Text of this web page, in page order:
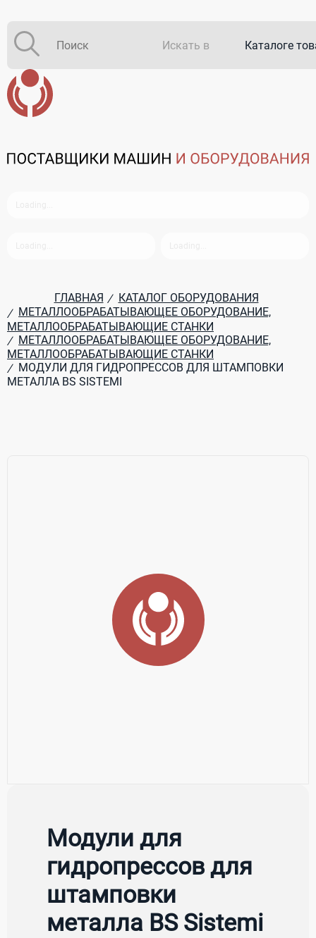
Искать в Каталоге
ГЛАВНАЯ / КАТАЛОГ ОБОРУДОВАНИЯ
/ МЕТАЛЛООБРАБАТЫВАЮЩЕЕ ОБОРУДОВАНИЕ,
МЕТАЛЛООБРАБАТЫВАЮЩИЕ СТАНКИ
/ МЕТАЛЛООБРАБАТЫВАЮЩЕЕ ОБОРУДОВАНИЕ,
МЕТАЛЛООБРАБАТЫВАЮЩИЕ СТАНКИ
/ МОДУЛИ ДЛЯ ГИДРОПРЕССОВ ДЛЯ ШТАМПОВКИ
МЕТАЛЛА BS SISTEMI
Модули для
гидропрессов для
штамповки
металла BS Sistemi